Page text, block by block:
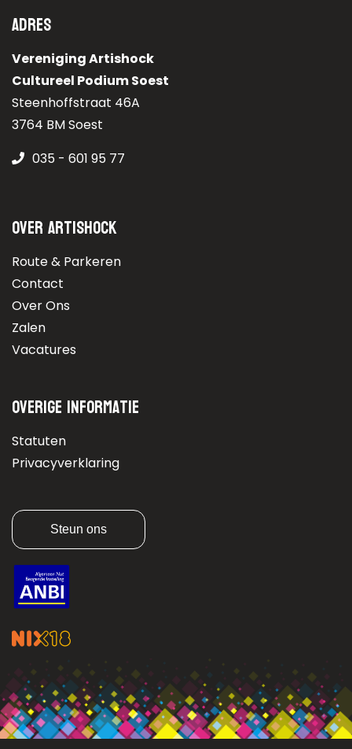
Adres
Vereniging Artishock
Cultureel Podium Soest
Steenhoffstraat 46A
3764 BM Soest
035 - 601 95 77
Over Artishock
Route & Parkeren
Contact
Over Ons
Zalen
Vacatures
Overige informatie
Statuten
Privacyverklaring
Steun ons